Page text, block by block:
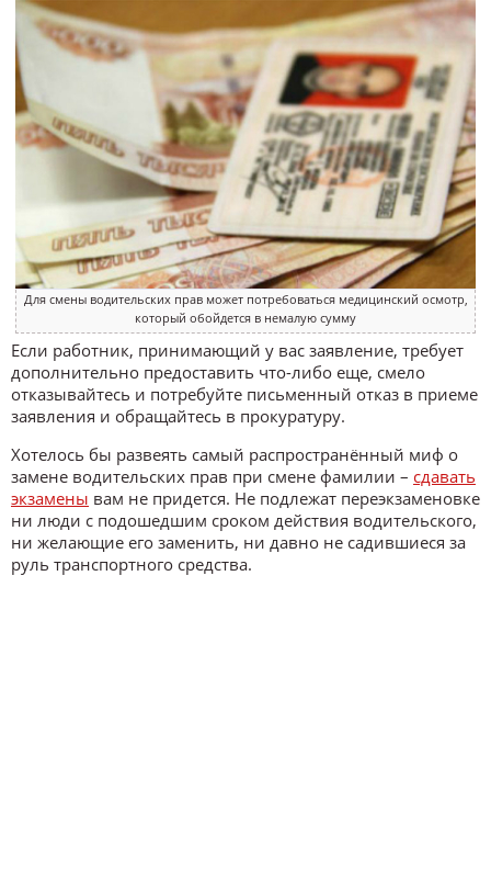
Для смены водительских прав может потребоваться медицинский осмотр,
который обойдется в немалую сумму
Если работник, принимающий у вас заявление, требует
дополнительно предоставить что-либо еще, смело
отказывайтесь и потребуйте письменный отказ в приеме
заявления и обращайтесь в прокуратуру.
Хотелось бы развеять самый распространённый миф о
замене водительских прав при смене фамилии – сдавать
экзамены вам не придется. Не подлежат переэкзаменовке
ни люди с подошедшим сроком действия водительского,
ни желающие его заменить, ни давно не садившиеся за
руль транспортного средства.